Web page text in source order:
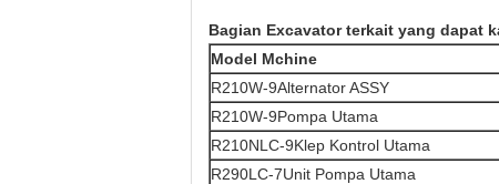
Bagian Excavator terkait yang dapat
Model Mchine
R210W-9Alternator ASSY
R210W-9Pompa Utama
R210NLC-9Klep Kontrol Utama
R290LC-7Unit Pompa Utama